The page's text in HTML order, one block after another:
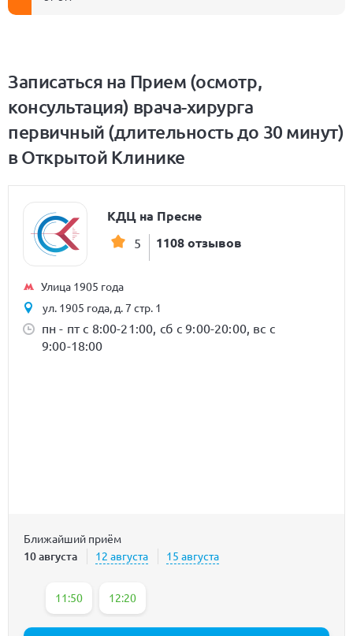
Записаться на Прием (осмотр,
консультация) врача-хирурга
первичный (длительность до 30 минут)
в Открытой Клинике
КДЦ на Пресне
5 1108 отзывов
Улица 1905 года
ул. 1905 года, д. 7 стр. 1
пн - пт с 8:00-21:00, сб с 9:00-20:00, вс с
9:00-18:00
Ближайший приём
10 августа 12 августа 15 августа
11:50 12:20